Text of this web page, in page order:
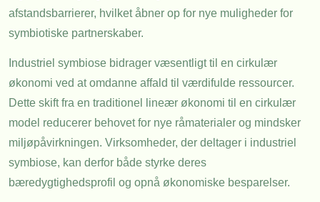
afstandsbarrierer, hvilket åbner op for nye muligheder for
symbiotiske partnerskaber.
Industriel symbiose bidrager væsentligt til en cirkulær
økonomi ved at omdanne affald til værdifulde ressourcer.
Dette skift fra en traditionel lineær økonomi til en cirkulær
model reducerer behovet for nye råmaterialer og mindsker
miljøpåvirkningen. Virksomheder, der deltager i industriel
symbiose, kan derfor både styrke deres
bæredygtighedsprofil og opnå økonomiske besparelser.